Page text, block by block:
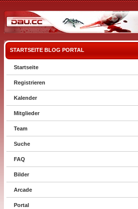
STARTSEITE BLOG PORTAL
Startseite
Registrieren
Kalender
Mitglieder
Team
Suche
FAQ
Bilder
Arcade
Portal